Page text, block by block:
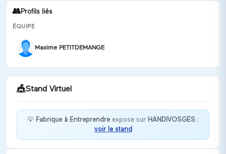
👥Profils liés
ÉQUIPE
Maxime PETITDEMANGE
🎪Stand Virtuel
Si tu veux créer ton entreprise, c'est par ici 🚀
💡 Fabrique à Entreprendre expose sur HANDIVOSGES :
voir le stand